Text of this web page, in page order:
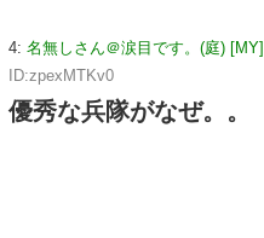
4: 名無しさん＠涙目です。(庭) [MY]
ID:zpexMTKv0
優秀な兵隊がなぜ。。